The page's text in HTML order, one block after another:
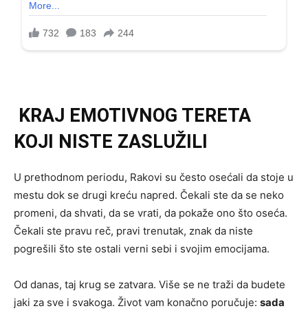
KRAJ EMOTIVNOG TERETA
KOJI NISTE ZASLUŽILI
U prethodnom periodu, Rakovi su često osećali da stoje u
mestu dok se drugi kreću napred. Čekali ste da se neko
promeni, da shvati, da se vrati, da pokaže ono što oseća.
Čekali ste pravu reč, pravi trenutak, znak da niste
pogrešili što ste ostali verni sebi i svojim emocijama.
Od danas, taj krug se zatvara. Više se ne traži da budete
jaki za sve i svakoga. Život vam konačno poručuje: sada